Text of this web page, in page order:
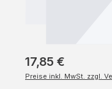
17,85 €
Preise inkl. MwSt. zzgl.